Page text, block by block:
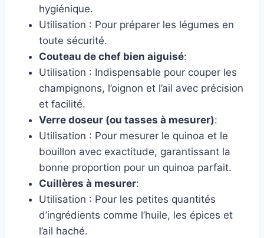
hygiénique.
Utilisation : Pour préparer les légumes en
toute sécurité.
Couteau de chef bien aiguisé:
Utilisation : Indispensable pour couper les
champignons, l’oignon et l’ail avec précision
et facilité.
Verre doseur (ou tasses à mesurer):
Utilisation : Pour mesurer le quinoa et le
bouillon avec exactitude, garantissant la
bonne proportion pour un quinoa parfait.
Cuillères à mesurer:
Utilisation : Pour les petites quantités
d’ingrédients comme l’huile, les épices et
l’ail haché.